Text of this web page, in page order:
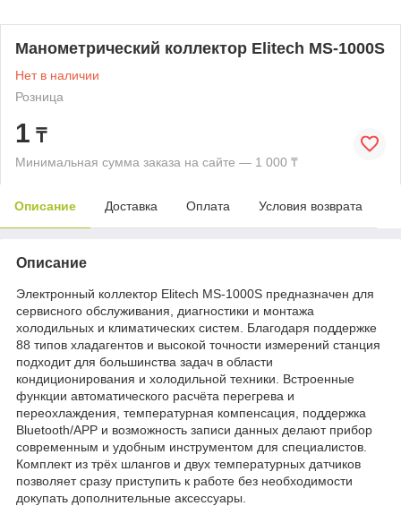
Манометрический коллектор Elitech MS-1000S
Нет в наличии
Розница
1 ₸
Минимальная сумма заказа на сайте — 1 000 ₸
Описание Доставка Оплата Условия возврата
Описание
Электронный коллектор Elitech MS-1000S предназначен для
сервисного обслуживания, диагностики и монтажа
холодильных и климатических систем. Благодаря поддержке
88 типов хладагентов и высокой точности измерений станция
подходит для большинства задач в области
кондиционирования и холодильной техники. Встроенные
функции автоматического расчёта перегрева и
переохлаждения, температурная компенсация, поддержка
Bluetooth/APP и возможность записи данных делают прибор
современным и удобным инструментом для специалистов.
Комплект из трёх шлангов и двух температурных датчиков
позволяет сразу приступить к работе без необходимости
докупать дополнительные аксессуары.